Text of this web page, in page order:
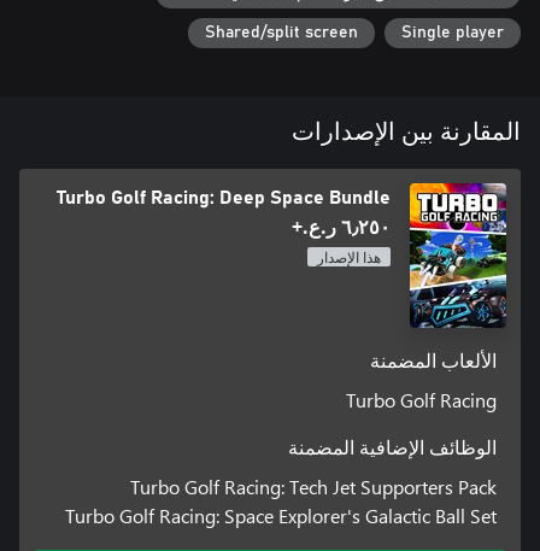
Single player
Shared/split screen
المقارنة بين الإصدارات
Turbo Golf Racing: Deep Space Bundle
٦٫٢٥٠ ر.ع.‏+
هذا الإصدار
الألعاب المضمنة
Turbo Golf Racing
الوظائف الإضافية المضمنة
Turbo Golf Racing: Tech Jet Supporters Pack
Turbo Golf Racing: Space Explorer's Galactic Ball Set